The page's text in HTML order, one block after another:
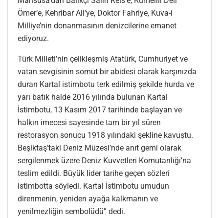
Ömer’e, Kehribar Ali’ye, Doktor Fahriye, Kuva-i
Milliye’nin donanmasının denizcilerine emanet
ediyoruz.
Türk Milleti’nin çelikleşmiş Atatürk, Cumhuriyet ve
vatan sevgisinin somut bir abidesi olarak karşınızda
duran Kartal istimbotu terk edilmiş şekilde hurda ve
yarı batık halde 2016 yılında bulunan Kartal
İstimbotu, 13 Kasım 2017 tarihinde başlayan ve
halkın imecesi sayesinde tam bir yıl süren
restorasyon sonucu 1918 yılındaki şekline kavuştu.
Beşiktaş’taki Deniz Müzesi’nde anıt gemi olarak
sergilenmek üzere Deniz Kuvvetleri Komutanlığı’na
teslim edildi. Büyük lider tarihe geçen sözleri
istimbotta söyledi. Kartal İstimbotu umudun
direnmenin, yeniden ayağa kalkmanın ve
yenilmezliğin sembolüdü” dedi.